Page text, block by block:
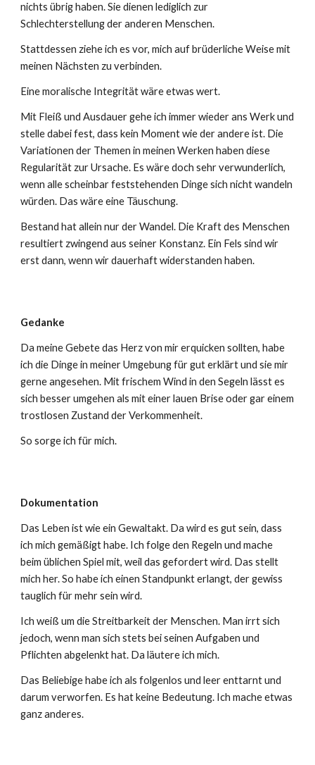
nichts übrig haben. Sie dienen lediglich zur
Schlechterstellung der anderen Menschen.
Stattdessen ziehe ich es vor, mich auf brüderliche Weise mit
meinen Nächsten zu verbinden.
Eine moralische Integrität wäre etwas wert.
Mit Fleiß und Ausdauer gehe ich immer wieder ans Werk und
stelle dabei fest, dass kein Moment wie der andere ist. Die
Variationen der Themen in meinen Werken haben diese
Regularität zur Ursache. Es wäre doch sehr verwunderlich,
wenn alle scheinbar feststehenden Dinge sich nicht wandeln
würden. Das wäre eine Täuschung.
Bestand hat allein nur der Wandel. Die Kraft des Menschen
resultiert zwingend aus seiner Konstanz. Ein Fels sind wir
erst dann, wenn wir dauerhaft widerstanden haben.
Gedanke
Da meine Gebete das Herz von mir erquicken sollten, habe
ich die Dinge in meiner Umgebung für gut erklärt und sie mir
gerne angesehen. Mit frischem Wind in den Segeln lässt es
sich besser umgehen als mit einer lauen Brise oder gar einem
trostlosen Zustand der Verkommenheit.
So sorge ich für mich.
Dokumentation
Das Leben ist wie ein Gewaltakt. Da wird es gut sein, dass
ich mich gemäßigt habe. Ich folge den Regeln und mache
beim üblichen Spiel mit, weil das gefordert wird. Das stellt
mich her. So habe ich einen Standpunkt erlangt, der gewiss
tauglich für mehr sein wird.
Ich weiß um die Streitbarkeit der Menschen. Man irrt sich
jedoch, wenn man sich stets bei seinen Aufgaben und
Pflichten abgelenkt hat. Da läutere ich mich.
Das Beliebige habe ich als folgenlos und leer enttarnt und
darum verworfen. Es hat keine Bedeutung. Ich mache etwas
ganz anderes.